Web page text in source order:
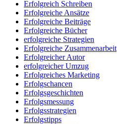
Erfolgreich Schreiben
Erfolgreiche Ansätze
Erfolgreiche Beiträge
Erfolgreiche Bücher
erfolgreiche Strategien
Erfolgreiche Zusammenarbeit
Erfolgreicher Autor
erfolgreicher Umzug
Erfolgreiches Marketing
Erfolgschancen
Erfolgsgeschichten
Erfolgsmessung
Erfolgsstrategien
Erfolgstipps